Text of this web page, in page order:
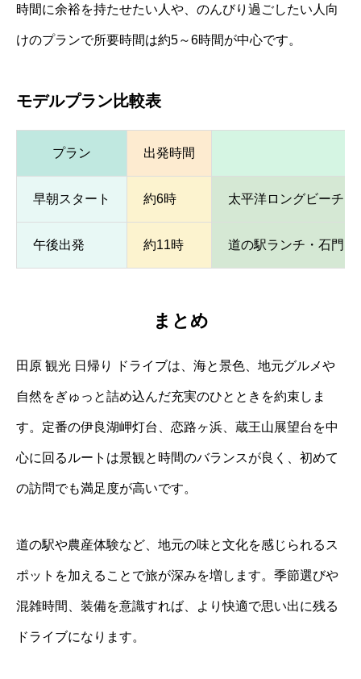
時間に余裕を持たせたい人や、のんびり過ごしたい人向
けのプランで所要時間は約5～6時間が中心です。
モデルプラン比較表
プラン 出発時間
早朝スタート 約6時 太平洋ロングビーチ
午後出発 約11時 道の駅ランチ・石門
まとめ
田原 観光 日帰り ドライブは、海と景色、地元グルメや
自然をぎゅっと詰め込んだ充実のひとときを約束しま
す。定番の伊良湖岬灯台、恋路ヶ浜、蔵王山展望台を中
心に回るルートは景観と時間のバランスが良く、初めて
の訪問でも満足度が高いです。
道の駅や農産体験など、地元の味と文化を感じられるス
ポットを加えることで旅が深みを増します。季節選びや
混雑時間、装備を意識すれば、より快適で思い出に残る
ドライブになります。